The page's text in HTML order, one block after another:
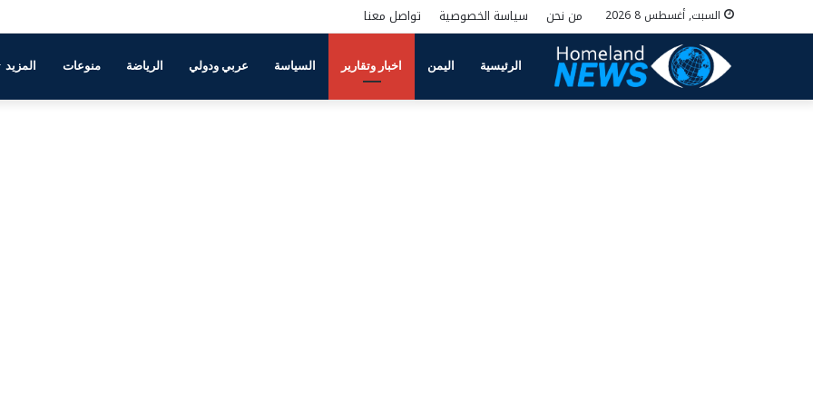
السبت, أغسطس 8 2026 من نحن سياسة الخصوصية تواصل معنا
الرئيسية اليمن اخبار وتقارير السياسة عربي ودولي الرياضة منوعات المزيد